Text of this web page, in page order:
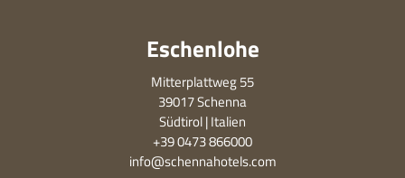
Eschenlohe
Mitterplattweg 55
39017 Schenna
Südtirol | Italien
+39 0473 866000
info@schennahotels.com